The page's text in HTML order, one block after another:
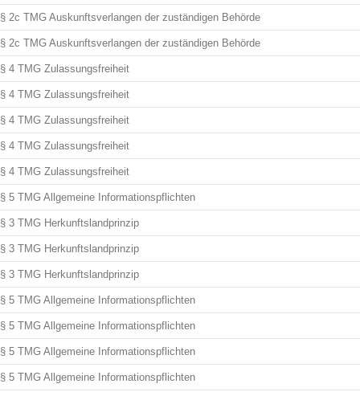
§ 2c TMG Auskunftsverlangen der zuständigen Behörde
§ 2c TMG Auskunftsverlangen der zuständigen Behörde
§ 4 TMG Zulassungsfreiheit
§ 4 TMG Zulassungsfreiheit
§ 4 TMG Zulassungsfreiheit
§ 4 TMG Zulassungsfreiheit
§ 4 TMG Zulassungsfreiheit
§ 5 TMG Allgemeine Informationspflichten
§ 3 TMG Herkunftslandprinzip
§ 3 TMG Herkunftslandprinzip
§ 3 TMG Herkunftslandprinzip
§ 5 TMG Allgemeine Informationspflichten
§ 5 TMG Allgemeine Informationspflichten
§ 5 TMG Allgemeine Informationspflichten
§ 5 TMG Allgemeine Informationspflichten